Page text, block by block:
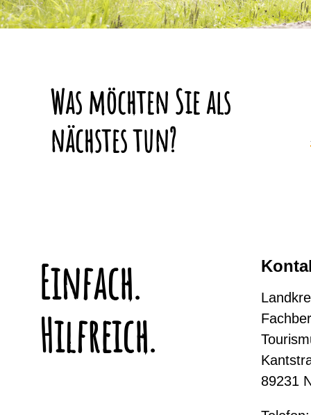
Was möchten Sie als
nächstes tun?
Einfach.
Hilfreich.
89231